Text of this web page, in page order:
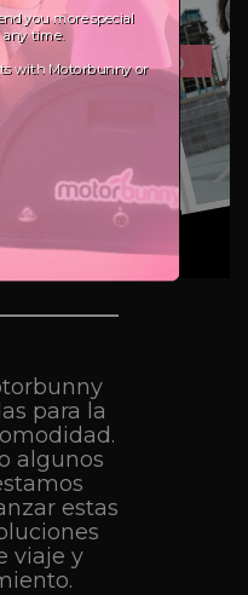
Contigo
para la
algunos
estas
viaje y